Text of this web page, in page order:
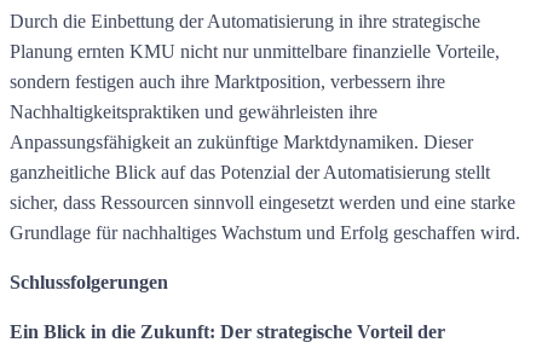
Durch die Einbettung der Automatisierung in ihre strategische
Planung ernten KMU nicht nur unmittelbare finanzielle Vorteile,
sondern festigen auch ihre Marktposition, verbessern ihre
Nachhaltigkeitspraktiken und gewährleisten ihre
Anpassungsfähigkeit an zukünftige Marktdynamiken. Dieser
ganzheitliche Blick auf das Potenzial der Automatisierung stellt
sicher, dass Ressourcen sinnvoll eingesetzt werden und eine starke
Grundlage für nachhaltiges Wachstum und Erfolg geschaffen wird.
Schlussfolgerungen
Ein Blick in die Zukunft: Der strategische Vorteil der